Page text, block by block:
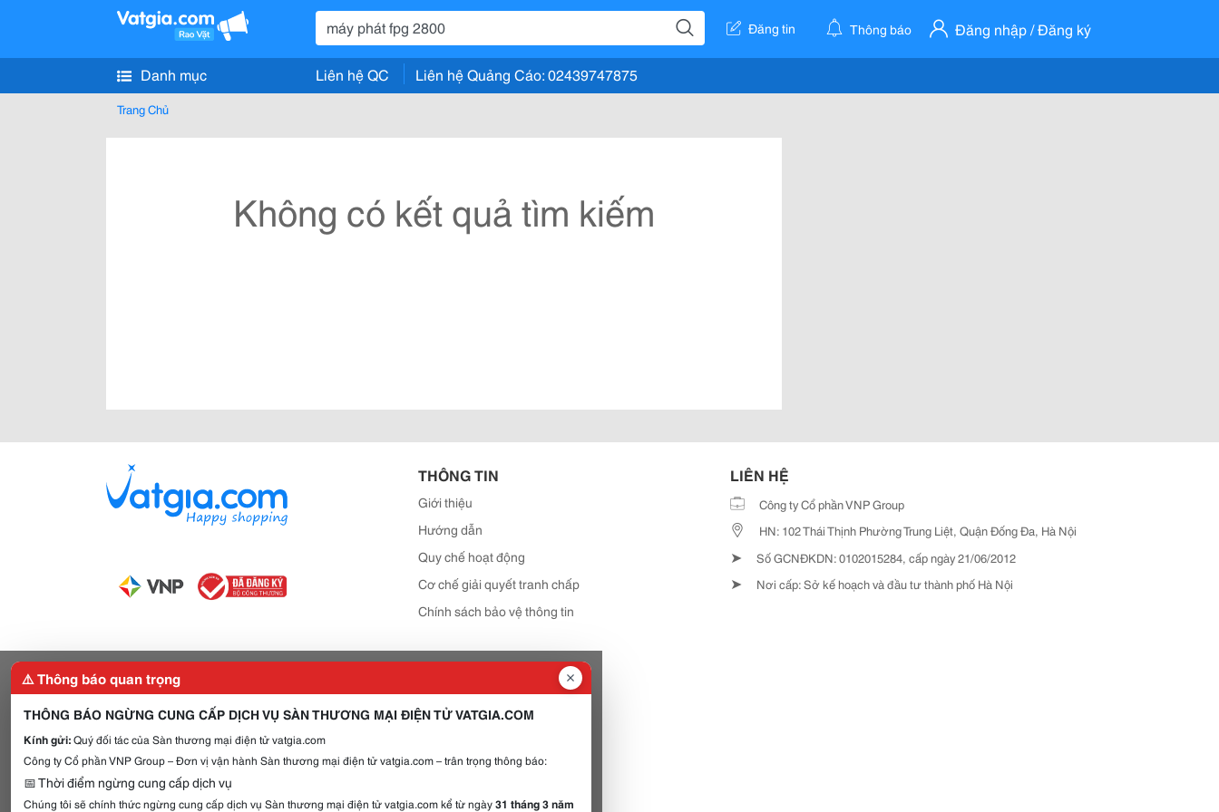
Đăng tin Thông báo Đăng nhập / Đăng ký
Danh mục Liên hệ QC Liên hệ Quảng Cáo: 02439747875
Trang Chủ
Không có kết quả tìm kiếm
THÔNG TIN
Giới thiệu
Hướng dẫn
Quy chế hoạt động
Cơ chế giải quyết tranh chấp
Chính sách bảo vệ thông tin
LIÊN HỆ
Công ty Cổ phần VNP Group
HN: 102 Thái Thịnh Phường Trung Liệt, Quận Đống Đa, Hà Nội
➤ Số GCNĐKDN: 0102015284, cấp ngày 21/06/2012
➤ Nơi cấp: Sở kế hoạch và đầu tư thành phố Hà Nội
⚠️ Thông báo quan trọng
THÔNG BÁO NGỪNG CUNG CẤP DỊCH VỤ SÀN THƯƠNG MẠI ĐIỆN TỬ VATGIA.COM
Kính gửi:Quý đối tác của Sàn thương mại điện tử vatgia.com
Công ty Cổ phần VNP Group – Đơn vị vận hành Sàn thương mại điện tử vatgia.com – trân trọng thông báo:
📅 Thời điểm ngừng cung cấp dịch vụ
Chúng tôi sẽ chính thức ngừng cung cấp dịch vụ Sàn thương mại điện tử vatgia.com kể từ ngày31 tháng 3 năm